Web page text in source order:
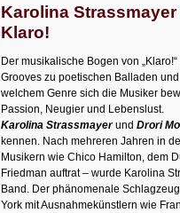
Karolina
Klaro!
Der musikalische Bogen von
Grooves zu poetischen Balladen
welchem Genre sich die Musiker
Passion, Neugier und Lebenslust.
Karolina StrassmayerundDrori
kennen. Nach mehreren Jahren in
Musikern wie Chico Hamilton, dem
Friedman auftrat – wurde Karolina
Band. Der phänomenale
York mit Ausnahmekünstlern wie